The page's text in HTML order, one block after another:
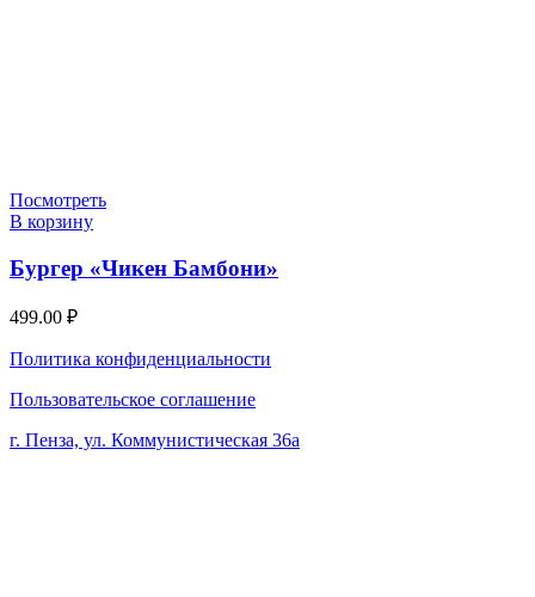
Посмотреть
В корзину
Бургер «Чикен Бамбони»
499.00 ₽
Политика конфиденциальности
Пользовательское соглашение
г. Пенза, ул. Коммунистическая 36а